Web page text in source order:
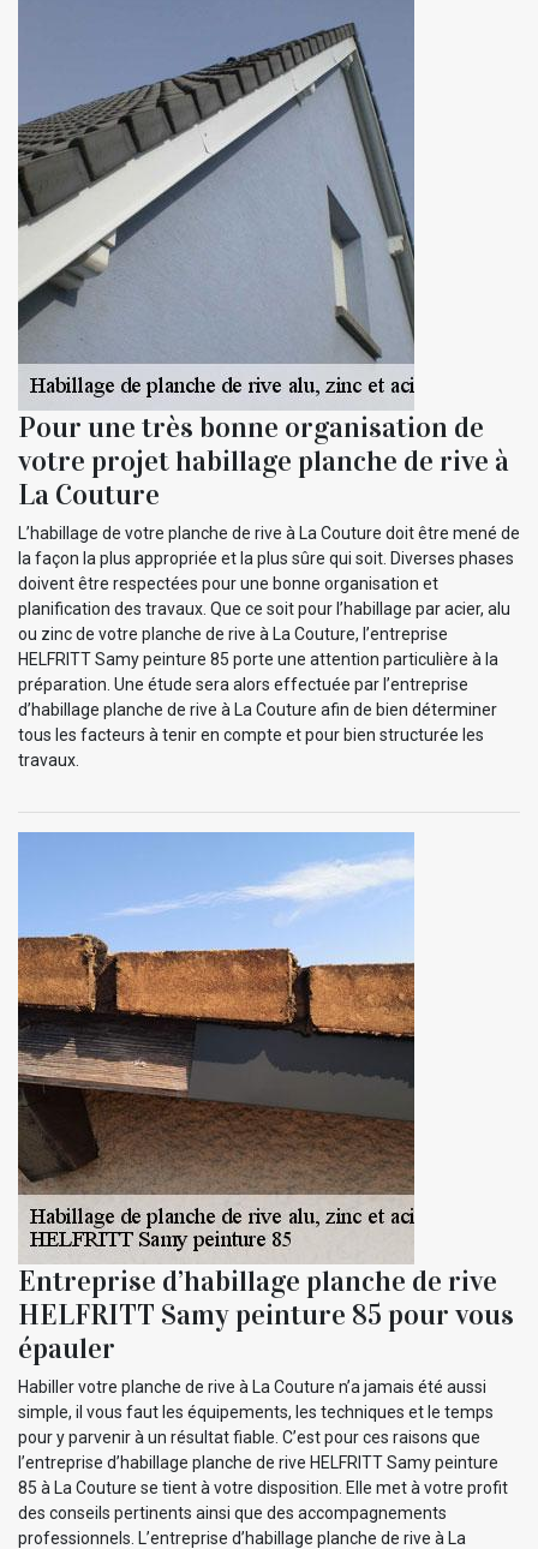
Pour une très bonne organisation de
votre projet habillage planche de rive à
La Couture
L’habillage de votre planche de rive à La Couture doit être mené de
la façon la plus appropriée et la plus sûre qui soit. Diverses phases
doivent être respectées pour une bonne organisation et
planification des travaux. Que ce soit pour l’habillage par acier, alu
ou zinc de votre planche de rive à La Couture, l’entreprise
HELFRITT Samy peinture 85 porte une attention particulière à la
préparation. Une étude sera alors effectuée par l’entreprise
d’habillage planche de rive à La Couture afin de bien déterminer
tous les facteurs à tenir en compte et pour bien structurée les
travaux.
Entreprise d’habillage planche de rive
HELFRITT Samy peinture 85 pour vous
épauler
Habiller votre planche de rive à La Couture n’a jamais été aussi
simple, il vous faut les équipements, les techniques et le temps
pour y parvenir à un résultat fiable. C’est pour ces raisons que
l’entreprise d’habillage planche de rive HELFRITT Samy peinture
85 à La Couture se tient à votre disposition. Elle met à votre profit
des conseils pertinents ainsi que des accompagnements
professionnels. L’entreprise d’habillage planche de rive à La